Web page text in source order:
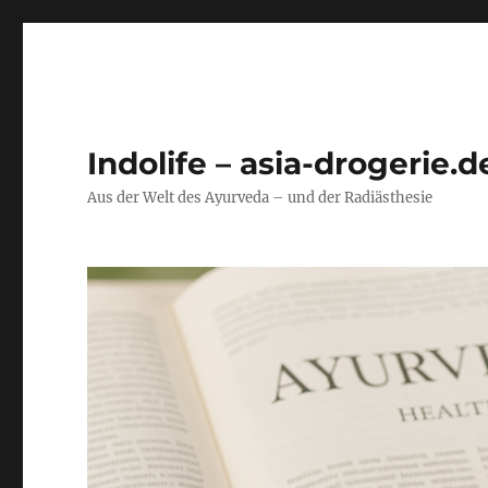
Indolife – asia-
Aus der Welt des Ayurveda – und der Radiästhesie